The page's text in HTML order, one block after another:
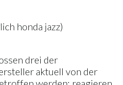
honda jazz)
drei der
aktuell von der